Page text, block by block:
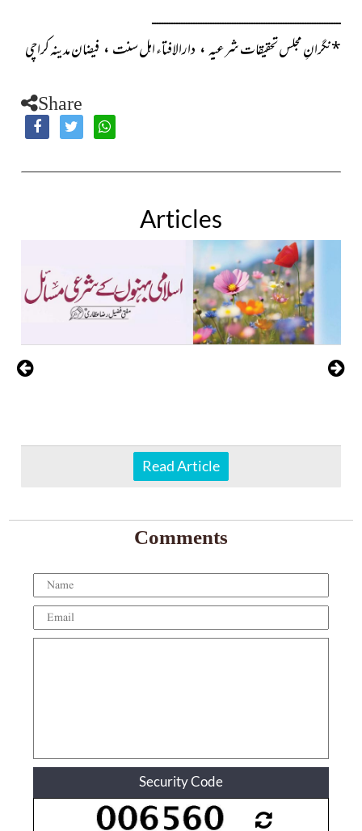
ــــــــــــــــــــــــــــــــــــــــــــــــــــــــــــــــــــــــــــــ
*نگرانِ مجلس تحقیقات شرعیہ، دارالافتاء اہل سنت ، فیضان مدینہ کراچی
Share
Articles
Read Article
Comments
Security Code